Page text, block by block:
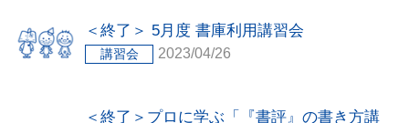
＜終了＞ 5月度 書庫利用講習会
講習会 2023/04/26
＜終了＞プロに学ぶ「『書評』の書き方講